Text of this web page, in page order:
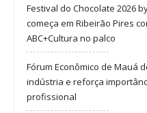
Festival do Chocolate 2026
começa em Ribeirão Pires
ABC+Cultura no palco
Fórum Econômico de Mauá
indústria e reforça
profissional